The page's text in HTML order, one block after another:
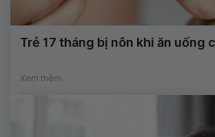
Trẻ 17 tháng bị nôn khi ăn uống
Xem thêm